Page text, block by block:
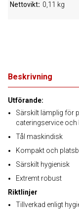
Beskrivning
Utförande:
Särskilt lämplig för
cateringservice och
Tål maskindisk
Kompakt och
Särskilt hygienisk
Extremt robust
Riktlinjer
Tillverkad enligt
Nettovikt 0,11 kg